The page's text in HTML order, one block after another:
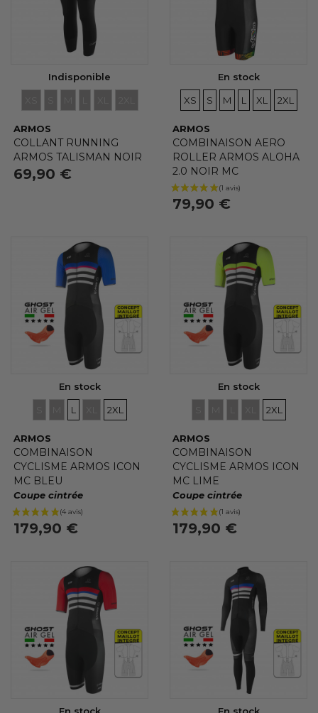
(1 avis)
Indisponible
TAILLESTAILLES
TAILLES
TAILLES
TAILLES
TAILLES
ARMOS
COLLANT RUNNING
ARMOS TALISMAN NOIR
69,90 €
En stock
TAILLES
XS
TAILLES
S
TAILLES
M
TAILLES
L
TAILLES
XL 2XL
ARMOS
COMBINAISON AERO
ROLLER ARMOS ALOHA
2.0 NOIR MC
79,90 €
En stock
TAILLES
TAILLES
TAILLES
L
TAILLES
TAILLES
2XL
ARMOS
COMBINAISON
CYCLISME ARMOS ICON
MC BLEU
Coupe cintrée
179,90 €
En stock
TAILLES
TAILLES
TAILLES
TAILLES
TAILLES
2XL
ARMOS
COMBINAISON
CYCLISME ARMOS ICON
MC LIME
Coupe cintrée
179,90 €
En stock En stock